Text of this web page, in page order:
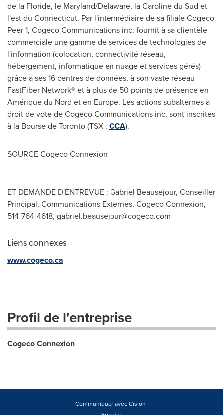
de la Floride, le Maryland/Delaware, la Caroline du Sud et
l'est du Connecticut. Par l'intermédiaire de sa filiale Cogeco
Peer 1, Cogeco Communications inc. fournit à sa clientèle
commerciale une gamme de services de technologies de
l'information (colocation, connectivité réseau,
hébergement, informatique en nuage et services gérés)
grâce à ses 16 centres de données, à son vaste réseau
FastFiber Network® et à plus de 50 points de présence en
Amérique du Nord et en Europe. Les actions subalternes à
droit de vote de Cogeco Communications inc. sont inscrites
à la Bourse deToronto(TSX : CCA).
SOURCE Cogeco Connexion
ET DEMANDE D'ENTREVUE : Gabriel Beausejour, Conseiller
Principal, Communications Externes, Cogeco Connexion,
514-764-4618, gabriel.beausejour@cogeco.com
Liens connexes
www.cogeco.ca
Profil de l'entreprise
Cogeco Connexion
Communiquer avec Cision